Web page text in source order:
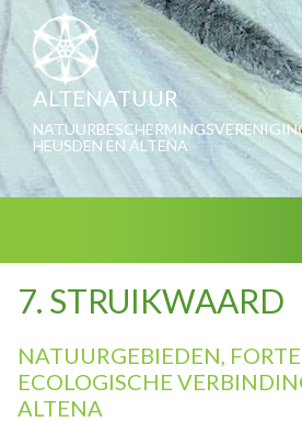
ALTENATUUR
HEUSDEN EN ALTENA
7. STRUIKWAARD
NATUURGEBIEDEN,
ECOLOGISCHE
ALTENA